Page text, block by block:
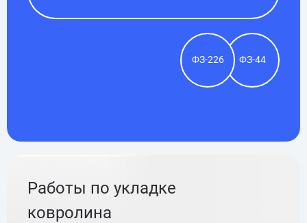
ФЗ-226 ФЗ-44
Работы по укладке
ковролина